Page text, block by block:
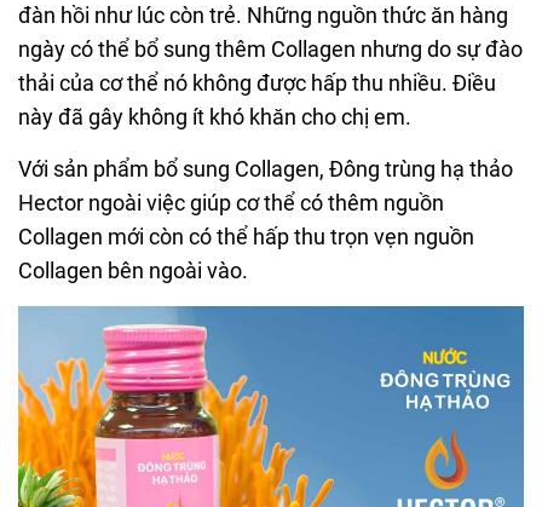
đàn hồi như lúc còn trẻ. Những nguồn thức ăn hàng
ngày có thể bổ sung thêm Collagen nhưng do sự đào
thải của cơ thể nó không được hấp thu nhiều. Điều
này đã gây không ít khó khăn cho chị em.
Với sản phẩm bổ sung Collagen, Đông trùng hạ thảo
Hector ngoài việc giúp cơ thể có thêm nguồn
Collagen mới còn có thể hấp thu trọn vẹn nguồn
Collagen bên ngoài vào.